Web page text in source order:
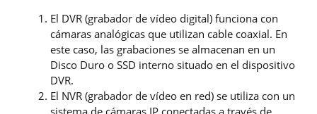
El DVR (grabador de vídeo digital) funciona con
cámaras analógicas que utilizan cable coaxial. En
este caso, las grabaciones se almacenan en un
Disco Duro o SSD interno situado en el dispositivo
DVR.
El NVR (grabador de vídeo en red) se utiliza con un